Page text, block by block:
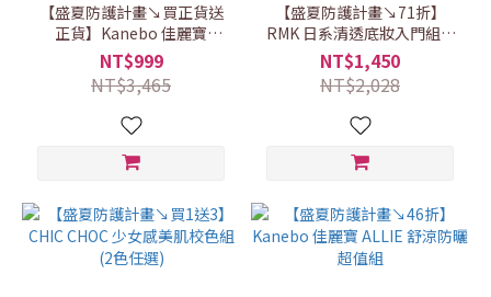
【盛夏防護計畫↘買正貨送
正貨】Kanebo 佳麗寶
ALLIE 閃耀防曬囤貨首選組
NT$999
NT$3,465
【盛夏防護計畫↘71折】
RMK 日系清透底妝入門組(3
色任選)
NT$1,450
NT$2,028